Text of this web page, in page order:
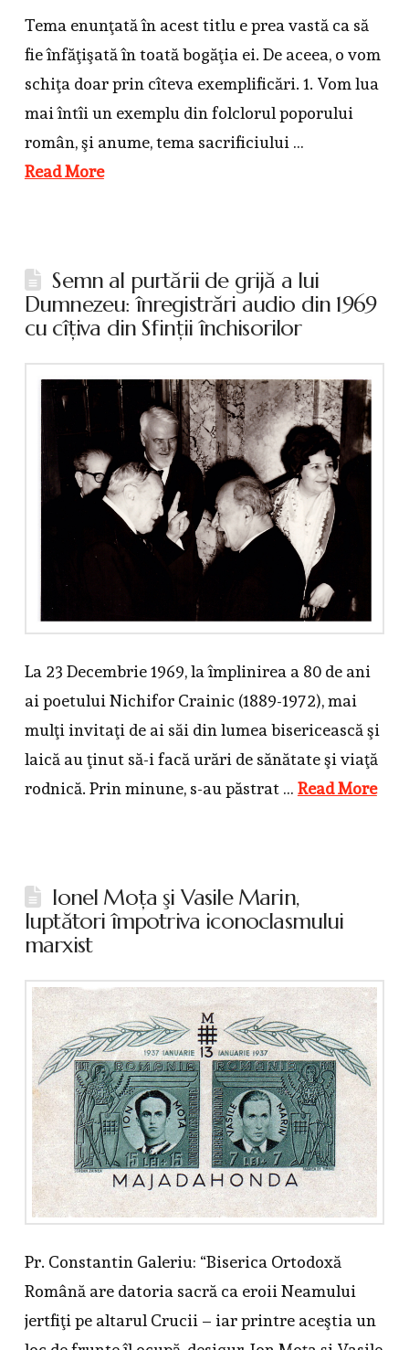
Tema enunţată în acest titlu e prea vastă ca să
fie înfăţişată în toată bogăţia ei. De aceea, o vom
schiţa doar prin cîteva exemplificări. 1. Vom lua
mai întîi un exemplu din folclorul poporului
român, şi anume, tema sacrificiului …
Read More
Semn al purtării de grijă a lui
Dumnezeu: înregistrări audio din 1969
cu cîţiva din Sfinţii închisorilor
La 23 Decembrie 1969, la împlinirea a 80 de ani
ai poetului Nichifor Crainic (1889-1972), mai
mulţi invitaţi de ai săi din lumea bisericească şi
laică au ţinut să-i facă urări de sănătate şi viaţă
rodnică. Prin minune, s-au păstrat … Read More
Ionel Moţa şi Vasile Marin,
luptători împotriva iconoclasmului
marxist
Pr. Constantin Galeriu: “Biserica Ortodoxă
Română are datoria sacră ca eroii Neamului
jertfiţi pe altarul Crucii – iar printre aceştia un